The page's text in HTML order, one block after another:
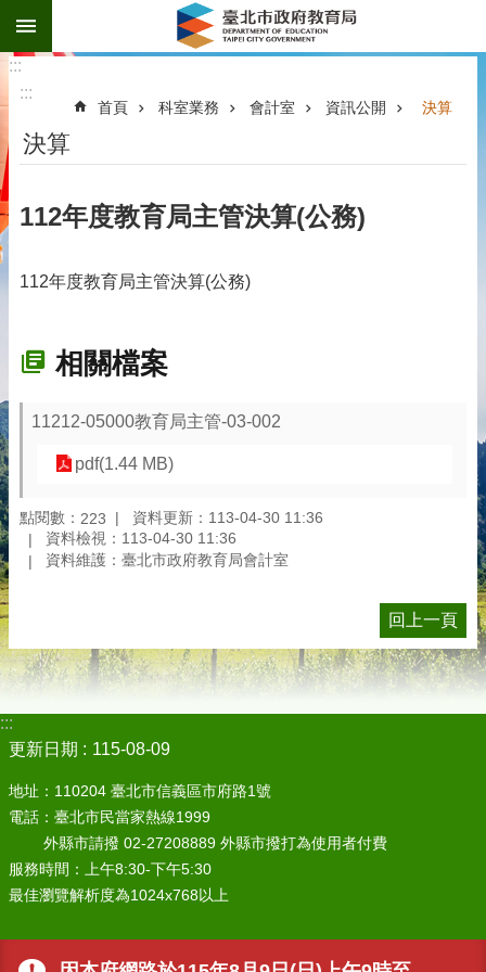
跳到主要內容區塊
:::
:::
首頁 科室業務 會計室 資訊公開 決算
決算
112年度教育局主管決算(公務)
112年度教育局主管決算(公務)
相關檔案
11212-05000教育局主管-03-002
pdf(1.44 MB)
點閱數： 223
資料更新：113-04-30 11:36
資料檢視：113-04-30 11:36
資料維護：臺北市政府教育局會計室
回上一頁
:::
更新日期
115-08-09
地址：110204 臺北市信義區市府路1號
電話：臺北市民當家熱線1999
外縣市請撥 02-27208889 外縣市撥打為使用者付費
服務時間：上午8:30-下午5:30
最佳瀏覽解析度為1024x768以上